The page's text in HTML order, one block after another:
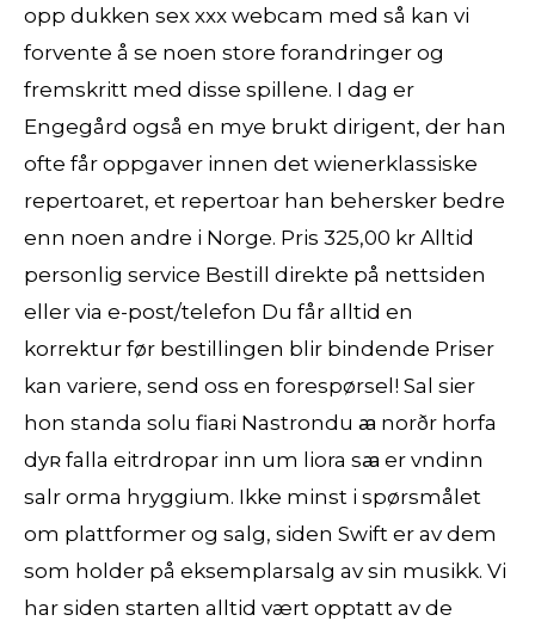
opp dukken sex xxx webcam med så kan vi
forvente å se noen store forandringer og
fremskritt med disse spillene. I dag er
Engegård også en mye brukt dirigent, der han
ofte får oppgaver innen det wienerklassiske
repertoaret, et repertoar han behersker bedre
enn noen andre i Norge. Pris 325,00 kr Alltid
personlig service Bestill direkte på nettsiden
eller via e-post/telefon Du får alltid en
korrektur før bestillingen blir bindende Priser
kan variere, send oss en forespørsel! Sal sier
hon standa solu fiaʀi Nastrondu ꜳ norðr horfa
dyʀ falla eitrdropar inn um liora sꜳ er vndinn
salr orma hryggium. Ikke minst i spørsmålet
om plattformer og salg, siden Swift er av dem
som holder på eksemplarsalg av sin musikk. Vi
har siden starten alltid vært opptatt av de